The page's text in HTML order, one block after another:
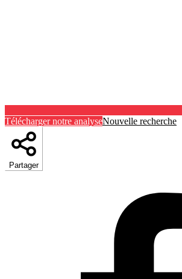
Télécharger notre analyseNouvelle recherche
Partager